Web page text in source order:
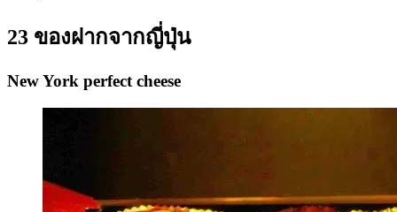
23 ของฝากจากญี่ปุ่น
New York perfect cheese